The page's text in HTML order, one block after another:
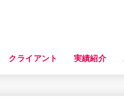
クライアント 実績紹介